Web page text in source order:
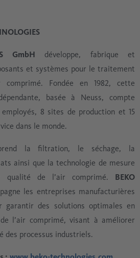
GmbH développe, fabrique et
et systèmes pour le traitement
Fondée en 1982, cette
basée à Neuss, compte
8 sites de production et 15
dans le monde.
la filtration, le séchage, la
ainsi que la technologie de mesure
de l’air comprimé. BEKO
les entreprises manufacturières
garantir des solutions optimales en
l’air comprimé, visant à améliorer
des processus industriels.